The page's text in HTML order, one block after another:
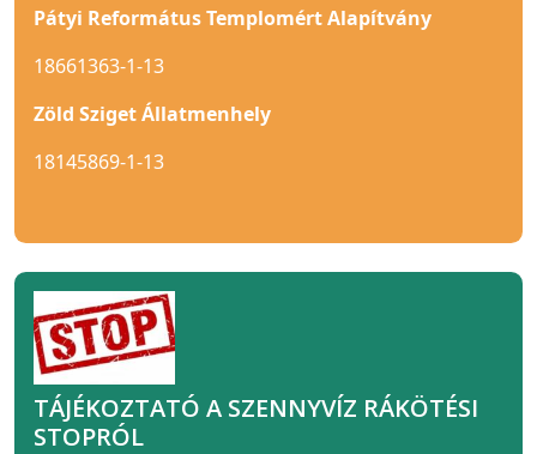
Pátyi Református Templomért Alapítvány
18661363-1-13
Zöld Sziget Állatmenhely
18145869-1-13
TÁJÉKOZTATÓ A SZENNYVÍZ RÁKÖTÉSI
STOPRÓL